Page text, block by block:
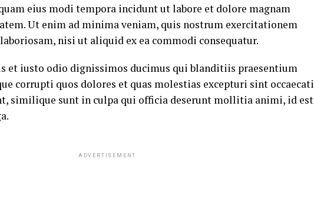
eius modi tempora incidunt ut labore et dolore magnam
Ut enim ad minima veniam, quis nostrum exercitationem
nisi ut aliquid ex ea commodi consequatur.
et iusto odio dignissimos ducimus qui blanditiis praesentium
corrupti quos dolores et quas molestias excepturi sint occaecati
similique sunt in culpa qui officia deserunt mollitia animi, id est
ADVERTISEMENT